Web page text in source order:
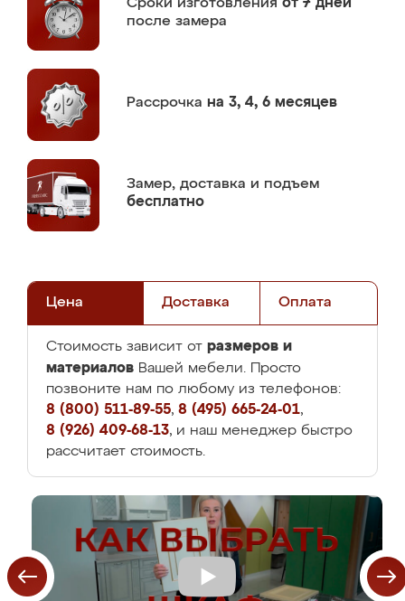
Сроки изготовления от 7 дней
после замера
Рассрочка на 3, 4, 6 месяцев
Замер, доставка и подъем
бесплатно
Цена Доставка Оплата
Стоимость зависит от размеров и
материалов Вашей мебели. Просто
позвоните нам по любому из телефонов:
8 (800) 511-89-55, 8 (495) 665-24-01,
8 (926) 409-68-13, и наш менеджер быстро
рассчитает стоимость.